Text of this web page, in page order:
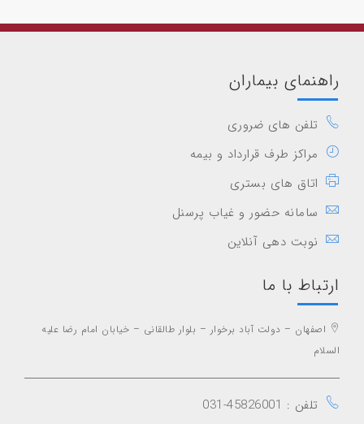
راهنمای بیماران
تلفن های ضروری
مراکز طرف قرارداد و بیمه
اتاق های بستری
سامانه حضور و غیاب پرسنل
نوبت دهی آنلاین
ارتباط با ما
اصفهان – دولت آباد برخوار – بلوار طالقانی – خیابان امام رضا علیه
السلام
تلفن : 45826001-031